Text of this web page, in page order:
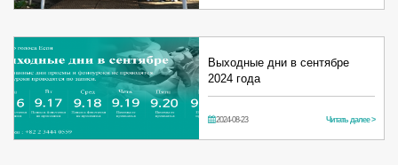
Выходные дни в сентябре
2024 года
2024-08-23 Читать далее >